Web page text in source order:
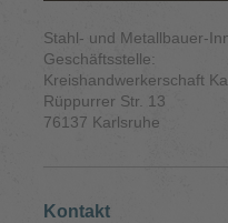
Stahl- und Metallbauer-
Geschäftsstelle:
Kreishandwerkerschaft
Rüppurrer Str. 13
76137 Karlsruhe
Kontakt